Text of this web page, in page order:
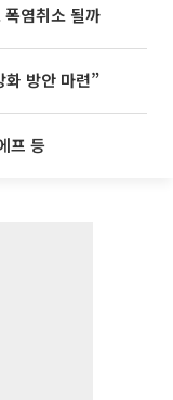
염취소 될까
화 방안 마련”
프 등